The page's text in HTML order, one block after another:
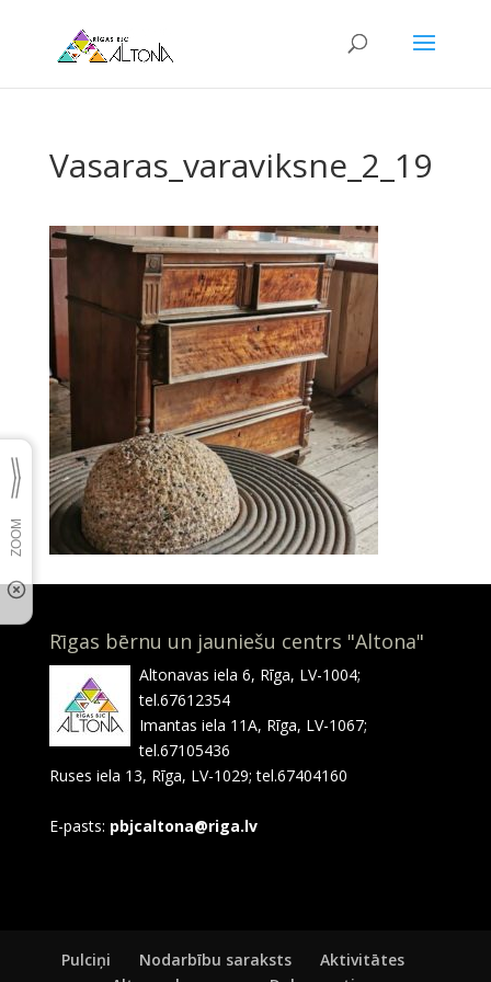
Vasaras_varaviksne_2_19
Rīgas bērnu un jauniešu centrs "Altona"
Altonavas iela 6, Rīga, LV-1004;
tel.67612354
Imantas iela 11A, Rīga, LV-1067;
tel.67105436
Ruses iela 13, Rīga, LV-1029; tel.67404160
E-pasts: pbjcaltona@riga.lv
Pulciņi Nodarbību saraksts
Aktivitātes